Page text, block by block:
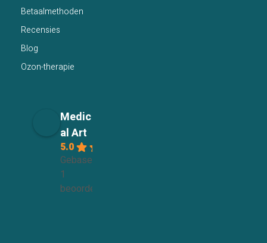
Betaalmethoden
Recensies
Blog
Ozon-therapie
Medic
al Art
5.0
Gebaseerd op
1
beoordelingen